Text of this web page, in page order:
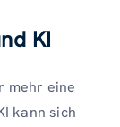
KI
mehr eine
kann sich